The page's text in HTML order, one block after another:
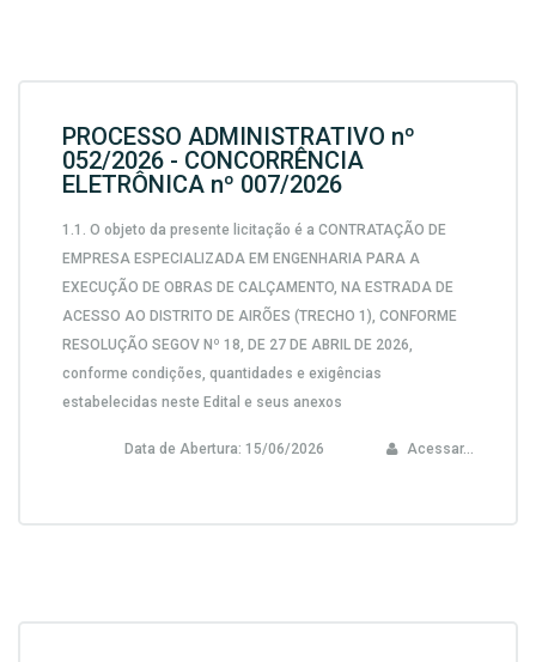
PROCESSO ADMINISTRATIVO nº
052/2026 - CONCORRÊNCIA
ELETRÔNICA nº 007/2026
1.1. O objeto da presente licitação é a CONTRATAÇÃO DE
EMPRESA ESPECIALIZADA EM ENGENHARIA PARA A
EXECUÇÃO DE OBRAS DE CALÇAMENTO, NA ESTRADA DE
ACESSO AO DISTRITO DE AIRÕES (TRECHO 1), CONFORME
RESOLUÇÃO SEGOV Nº 18, DE 27 DE ABRIL DE 2026,
conforme condições, quantidades e exigências
estabelecidas neste Edital e seus anexos
Data de Abertura: 15/06/2026 Acessar...